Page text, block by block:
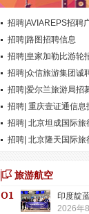
招聘|AVIAREPS招聘
招聘|路图招聘信息
招聘|皇家加勒比游轮
招聘|众信旅游集团诚
招聘|爱尔兰旅游局招
招聘| 重庆壹证通信
招聘| 北京坦成国际
招聘| 北京隆天国际
旅游航空
印度靛
2026年